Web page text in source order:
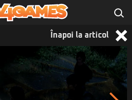
Înapoi la articol